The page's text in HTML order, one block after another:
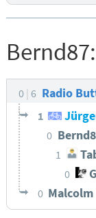
Bernd87:
0 6 Radio
1
0
1
0
0